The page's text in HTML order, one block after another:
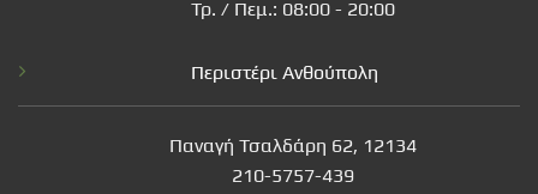
Τρ. / Πεμ.: 08:00 - 20:00
Περιστέρι Ανθούπολη
Παναγή Τσαλδάρη 62, 12134
210-5757-439